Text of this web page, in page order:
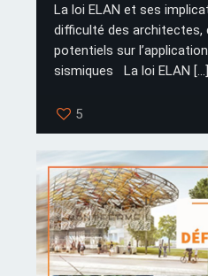
La loi ELAN et ses
difficulté des architectes,
potentiels sur
sismiques La loi ELAN […]
5